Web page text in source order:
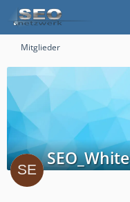
Mitglieder
SEO_White